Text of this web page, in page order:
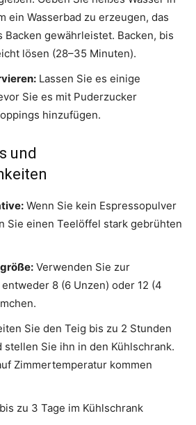
ein Wasserbad zu erzeugen, das
Backen gewährleistet. Backen, bis
lösen (28–35 Minuten).
Lassen Sie es einige
Sie es mit Puderzucker
hinzufügen.
und
Wenn Sie kein Espressopulver
Sie einen Teelöffel stark gebrühten
Verwenden Sie zur
8 (6 Unzen) oder 12 (4
Sie den Teig bis zu 2 Stunden
stellen Sie ihn in den Kühlschrank.
Zimmertemperatur kommen
zu 3 Tage im Kühlschrank